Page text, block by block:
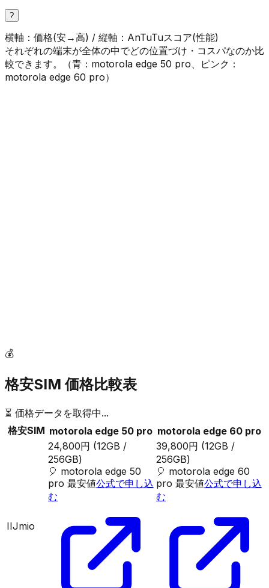
?
横軸：価格(安→高) / 縦軸：AnTuTuスコア(性能)
それぞれの端末が全体の中でどの位置づけ・コスパなのか比
較できます。（青 ： motorola edge 50 pro ピンク ：
motorola edge 60 pro）
💰
格安SIM 価格比較表
⏳ 価格データを取得中...
格安SIM motorola edge 50 pro motorola edge 60 pro
IIJmio
24,800円 (12GB /
256GB)
🎈 motorola edge 50
pro 最安値公式で申し込
む
39,800円 (12GB /
256GB)
🎈 motorola edge 60
pro 最安値公式で申し込
む